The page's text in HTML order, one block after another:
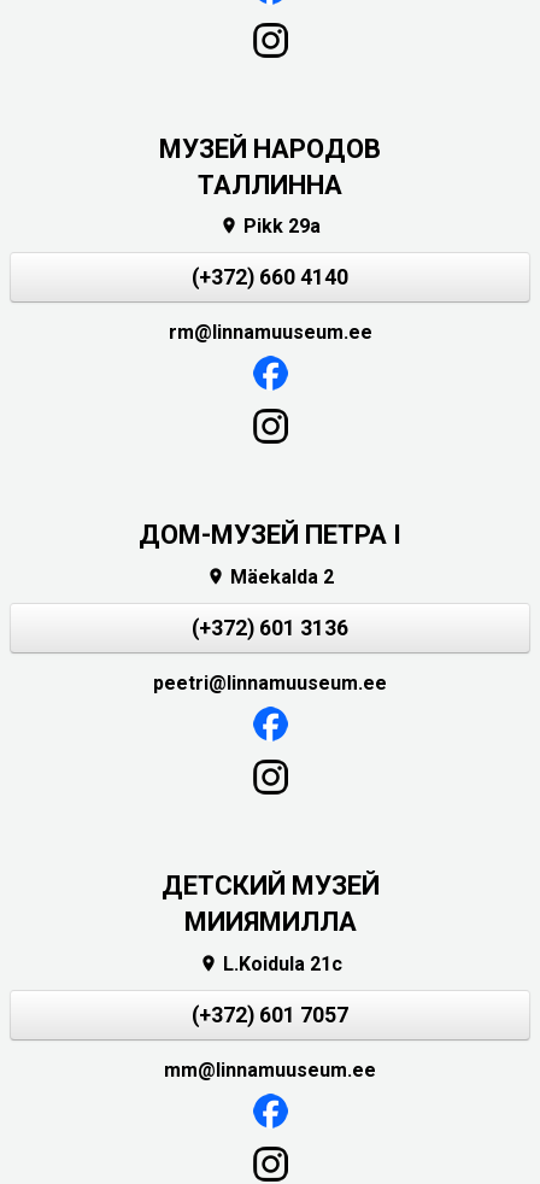
MУЗЕЙ НАРОДОВ
ТАЛЛИННА
 Pikk 29a
(+372) 660 4140
rm@linnamuuseum.ee
ДОМ-МУЗЕЙ ПЕТРА I
 Mäekalda 2
(+372) 601 3136
peetri@linnamuuseum.ee
ДЕТСКИЙ МУЗЕЙ
МИИЯМИЛЛА
 L.Koidula 21c
(+372) 601 7057
mm@linnamuuseum.ee